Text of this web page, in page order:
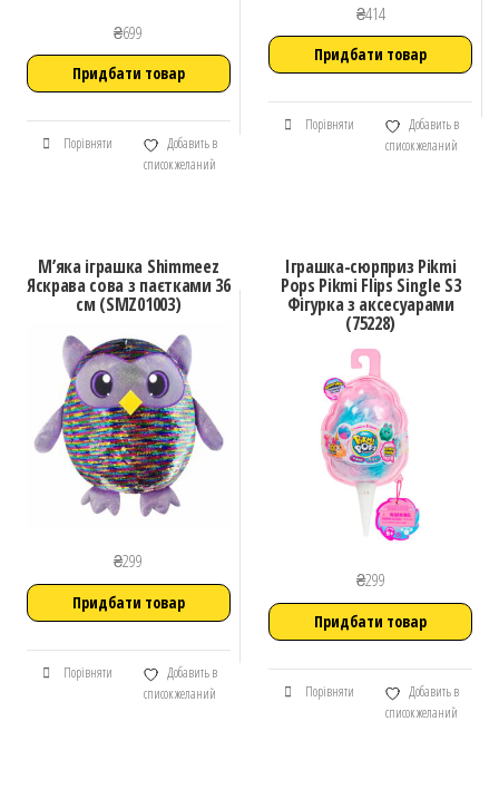
₴699
Придбати товар
Порівняти
Добавить в
список желаний
₴414
Придбати товар
Порівняти
Добавить в
список желаний
М’яка іграшка Shimmeez
Яскрава сова з паєтками 36
см (SMZ01003)
₴299
Придбати товар
Порівняти
Добавить в
список желаний
Іграшка-сюрприз Pikmi
Pops Pikmi Flips Single S3
Фiгурка з аксесуарами
(75228)
₴299
Придбати товар
Порівняти
Добавить в
список желаний